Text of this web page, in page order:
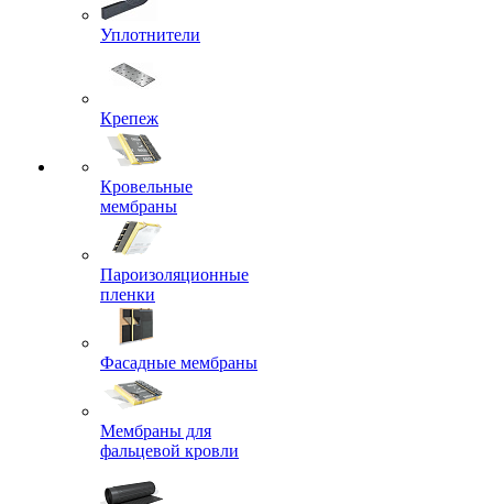
Уплотнители
Крепеж
Кровельные
мембраны
Пароизоляционные
пленки
Фасадные мембраны
Мембраны для
фальцевой кровли